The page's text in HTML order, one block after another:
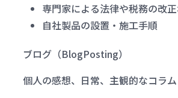
専門家による法律や税務の改
自社製品の設置・施工手順
ブログ（BlogPosting）
個人の感想、日常、主観的なコラム